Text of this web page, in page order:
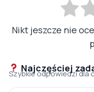
Nikt jeszcze nie
Najczęściej
Szybkie odpowiedzi dla